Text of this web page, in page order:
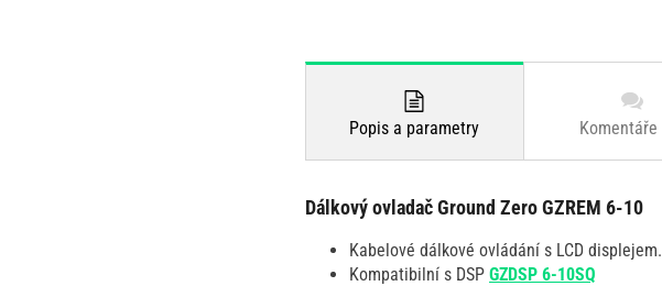
Popis a parametry Komentáře
Dálkový ovladač Ground Zero GZREM 6-10
Kabelové dálkové ovládání s LCD displejem.
Kompatibilní s DSP GZDSP 6-10SQ